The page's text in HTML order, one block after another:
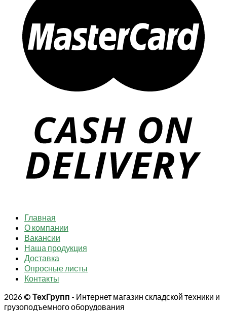
Главная
О компании
Вакансии
Наша продукция
Доставка
Опросные листы
Контакты
2026 ©ТехГрупп - Интернет магазин складской техники и
грузоподъемного оборудования